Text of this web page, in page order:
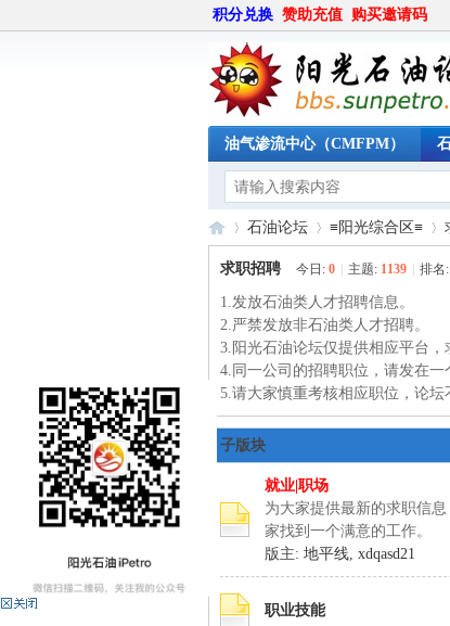
积分兑换 赞助充值 购买邀请码
油气渗流中心（CMFPM）
阳
光
»
石油论坛
›
≡阳光综合区≡
求职招聘 今日: 0 主题: 1139 排名:
1.发放石油类人才招聘信息。
2.严禁发放非石油类人才招聘。
3.阳光石油论坛仅提供相应平台，
4.同一公司的招聘职位，请发在一
5.请大家慎重考核相应职位，论坛
子版块
就业|职场
为大家提供最新的求职信
家找到一个满意的工作。
版主: 地平线, xdqasd21
职业技能